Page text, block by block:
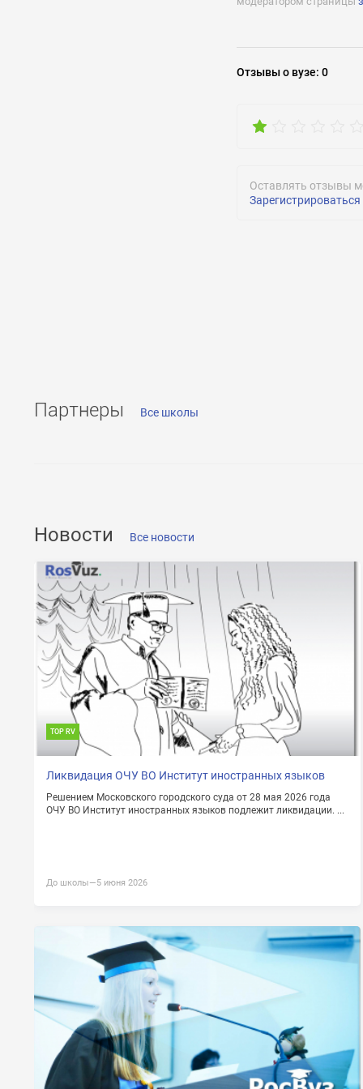
Отзывыо вузе: 0
Оставлять отзывы
Зарегистрироваться
Партнеры Все школы
ОТПРАВИТЬ